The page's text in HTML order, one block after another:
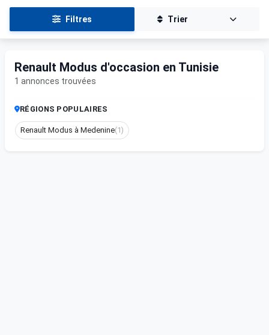
Filtres Trier
Renault Modus d'occasion en Tunisie
1 annonces trouvées
RÉGIONS POPULAIRES
Renault Modus à Medenine(1)